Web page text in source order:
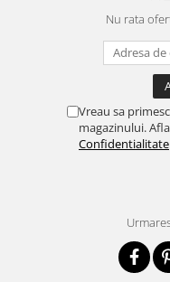
Nu rata
Vreau sa
magazinului.
Confidentialitate